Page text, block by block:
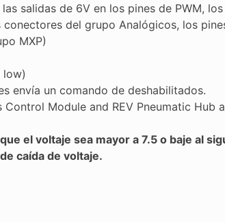
salidas de 6V en los pines de PWM,
del grupo Analógicos, los
MXP)
low)
envía un comando de deshabilitados.
Module and REV Pneumatic Hub
el voltaje sea mayor a 7.5 o baje al
caída de voltaje.